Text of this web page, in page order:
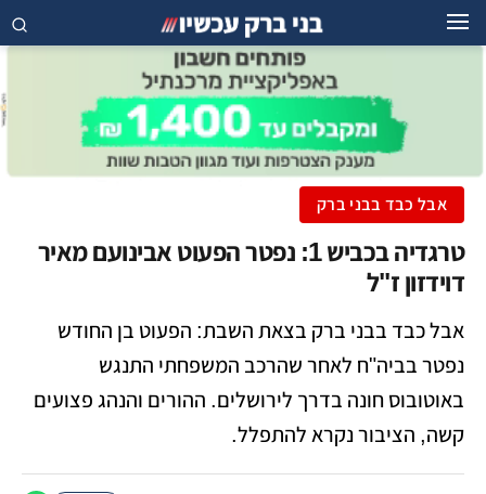
אבל כבד בבני ברק
טרגדיה בכביש 1: נפטר הפעוט אבינועם מאיר
דוידזון ז"ל
אבל כבד בבני ברק בצאת השבת: הפעוט בן החודש
נפטר בביה"ח לאחר שהרכב המשפחתי התנגש
באוטובוס חונה בדרך לירושלים. ההורים והנהג פצועים
קשה, הציבור נקרא להתפלל.